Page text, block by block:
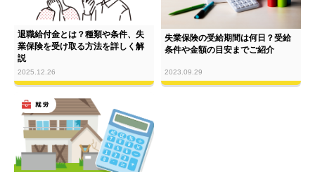
退職給付金とは？種類や条件、失
業保険を受け取る方法を詳しく解
説
2025.12.26
失業保険の受給期間は何日？受給
条件や金額の目安までご紹介
2023.09.29